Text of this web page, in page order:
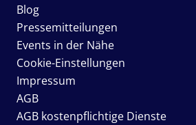
Blog
Pressemitteilungen
Events in der Nähe
Cookie-Einstellungen
Impressum
AGB
AGB kostenpflichtige Dienste